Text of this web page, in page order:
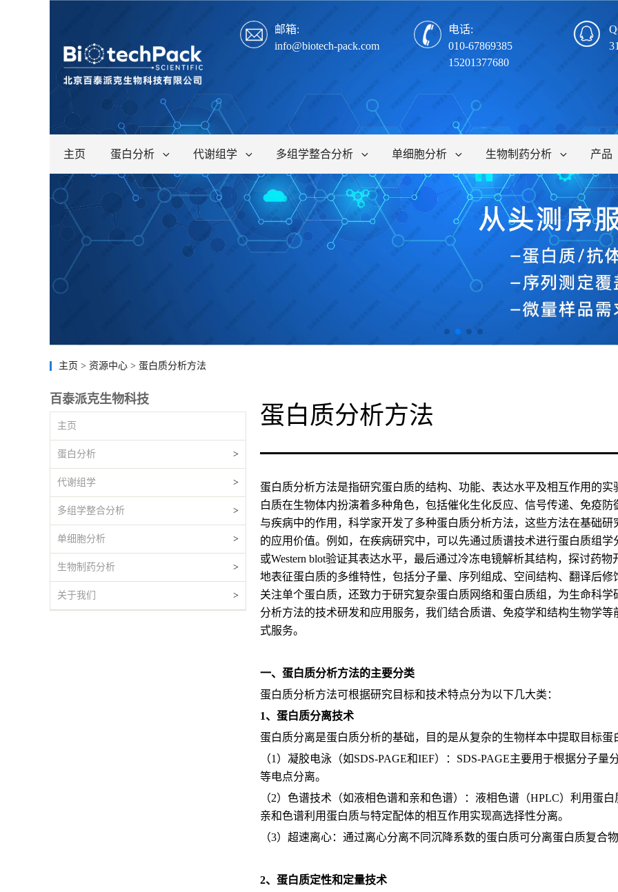
邮箱:
info@biotech-pack.com
电话:
010-67869385
15201377680
主页 蛋白分析 代谢组学 多组学整合分析 单细胞分析 生物制药分析 产品
主页 > 资源中心 > 蛋白质分析方法
百泰派克生物科技
主页
蛋白分析 >
代谢组学 >
多组学整合分析 >
单细胞分析 >
生物制药分析 >
关于我们 >
蛋白质分析方法
蛋白质分析方法是指研究蛋白质的结构、功能、表达水平及相互作用的
白质在生物体内扮演着多种角色，包括催化生化反应、信号传递、免疫
与疾病中的作用，科学家开发了多种蛋白质分析方法，这些方法在基础
的应用价值。例如，在疾病研究中，可以先通过质谱技术进行蛋白质组
或Western blot验证其表达水平，最后通过冷冻电镜解析其结构，探讨药
地表征蛋白质的多维特性，包括分子量、序列组成、空间结构、翻译后
关注单个蛋白质，还致力于研究复杂蛋白质网络和蛋白质组，为生命科
分析方法的技术研发和应用服务，我们结合质谱、免疫学和结构生物学
式服务。
一、蛋白质分析方法的主要分类
蛋白质分析方法可根据研究目标和技术特点分为以下几大类：
1、蛋白质分离技术
蛋白质分离是蛋白质分析的基础，目的是从复杂的生物样本中提取目标
（1）凝胶电泳（如SDS-PAGE和IEF）：SDS-PAGE主要用于根据分子
等电点分离。
（2）色谱技术（如液相色谱和亲和色谱）：液相色谱（HPLC）利用蛋
亲和色谱利用蛋白质与特定配体的相互作用实现高选择性分离。
（3）超速离心：通过离心分离不同沉降系数的蛋白质可分离蛋白质复合
2、蛋白质定性和定量技术